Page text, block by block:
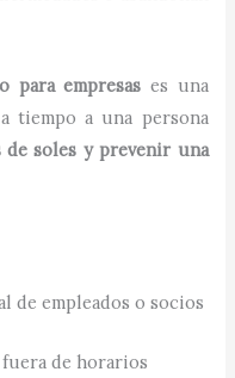
para empresas es una
tiempo a una persona
de soles y prevenir una
de empleados o socios
de horarios